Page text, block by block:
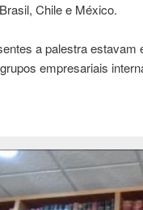
Chile e México.
a palestra
empresariais